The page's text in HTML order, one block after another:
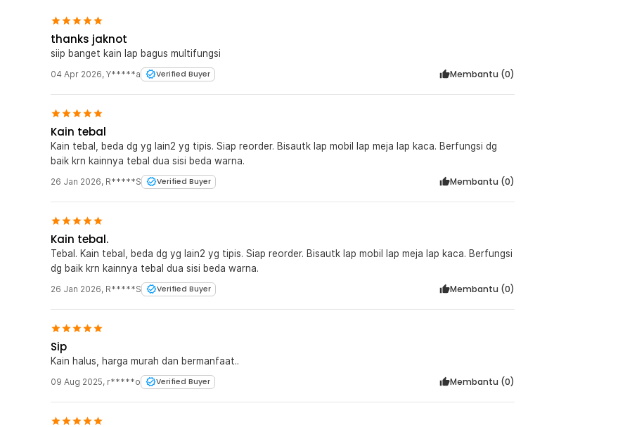
thanks jaknot
siip banget kain lap bagus multifungsi
04 Apr 2026, Y*****a Verified Buyer Membantu (0)
Kain tebal
Kain tebal, beda dg yg lain2 yg tipis. Siap reorder. Bisautk lap mobil lap meja lap kaca. Berfungsi dg
baik krn kainnya tebal dua sisi beda warna.
26 Jan 2026, R*****S Verified Buyer Membantu (0)
Kain tebal.
Tebal. Kain tebal, beda dg yg lain2 yg tipis. Siap reorder. Bisautk lap mobil lap meja lap kaca. Berfungsi
dg baik krn kainnya tebal dua sisi beda warna.
26 Jan 2026, R*****S Verified Buyer Membantu (0)
Sip
Kain halus, harga murah dan bermanfaat..
09 Aug 2025, r*****o Verified Buyer Membantu (0)